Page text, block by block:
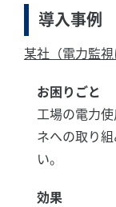
導入事例
某社（電力監視
お困りごと
工場の電力
ネへの取り
い。
効果